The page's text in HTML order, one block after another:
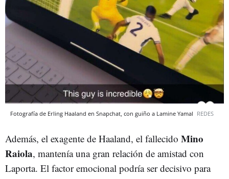
Fotografía de Erling Haaland en Snapchat, con guiño a Lamine Yamal REDES
Además, el exagente de Haaland, el fallecido Mino
Raiola, mantenía una gran relación de amistad con
Laporta. El factor emocional podría ser decisivo para